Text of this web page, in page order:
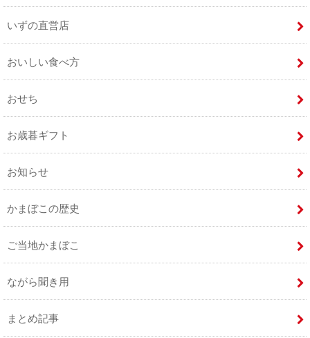
いずの直営店
おいしい食べ方
おせち
お歳暮ギフト
お知らせ
かまぼこの歴史
ご当地かまぼこ
ながら聞き用
まとめ記事